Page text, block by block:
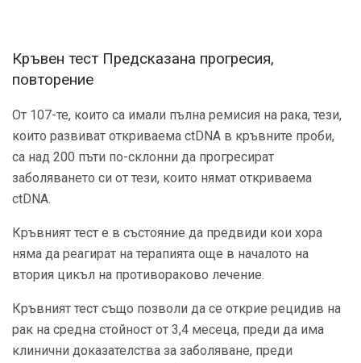
Кръвен тест Предсказана прогресия,
повторение
От 107-те, които са имали пълна ремисия на рака, тези,
които развиват откриваема ctDNA в кръвните проби,
са над 200 пъти по-склонни да прогресират
заболяването си от тези, които нямат откриваема
ctDNA.
Кръвният тест е в състояние да предвиди кои хора
няма да реагират на терапията още в началото на
втория цикъл на противораково лечение.
Кръвният тест също позволи да се открие рецидив на
рак на средна стойност от 3,4 месеца, преди да има
клинични доказателства за заболяване, преди